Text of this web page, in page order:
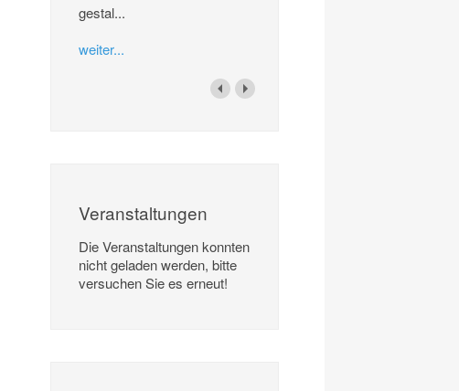
gestal...
weiter...
Veranstaltungen
Die Veranstaltungen konnten
nicht geladen werden, bitte
versuchen Sie es erneut!